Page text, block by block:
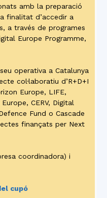
amb la preparació
finalitat d’accedir a
a través de programes
Europe Programme,
operativa a Catalunya
col·laboratiu d’R+D+I
Europe, LIFE,
CERV, Digital
Fund o Cascade
finançats per Next
coordinadora) i
cupó